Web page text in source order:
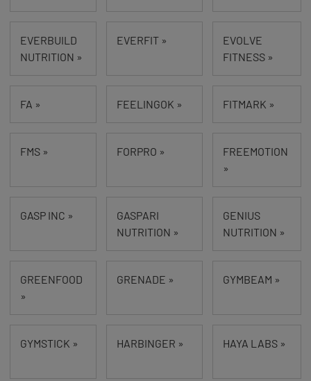
EVERBUILD
NUTRITION »
EVERFIT »
EVOLVE
FITNESS »
FA » FEELINGOK » FITMARK »
FMS » FORPRO »
FREEMOTION
»
GASP INC »
GASPARI
NUTRITION »
GENIUS
NUTRITION »
GREENFOOD
»
GRENADE » GYMBEAM »
GYMSTICK » HARBINGER » HAYA LABS »